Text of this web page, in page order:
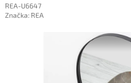
REA-U6647
Značka: REA